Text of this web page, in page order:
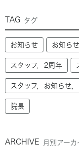
TAG タグ
お知らせ お知ら
スタッフ，2周年
スタッフ，お知らせ
院長
ARCHIVE 月別アーカ